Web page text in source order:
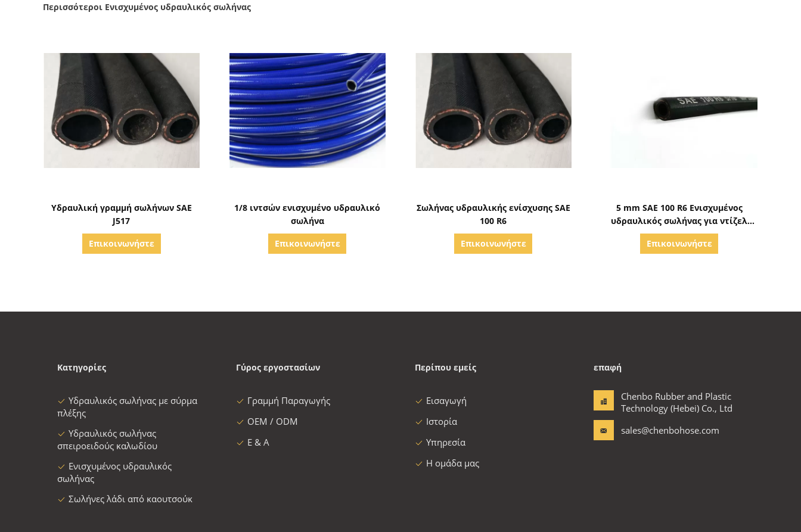
Περισσότεροι Ενισχυμένος υδραυλικός σωλήνας
Υδραυλική γραμμή σωλήνων SAE
J517
Επικοινωνήστε
1/8 ιντσών ενισχυμένο υδραυλικό
σωλήνα
Επικοινωνήστε
Σωλήνας υδραυλικής ενίσχυσης SAE
100 R6
Επικοινωνήστε
5 mm SAE 100 R6 Ενισχυμένος
υδραυλικός σωλήνας για ντίζελ
βενζίνης
Επικοινωνήστε
Κατηγορίες
Υδραυλικός σωλήνας με σύρμα
πλέξης
Υδραυλικός σωλήνας
σπειροειδούς καλωδίου
Ενισχυμένος υδραυλικός
σωλήνας
Σωλήνες λάδι από καουτσούκ
Γύρος εργοστασίων
Γραμμή Παραγωγής
OEM / ODM
Ε & Α
Περίπου εμείς
Εισαγωγή
Ιστορία
Υπηρεσία
Η ομάδα μας
επαφή
Chenbo Rubber and Plastic
Technology (Hebei) Co., Ltd
sales@chenbohose.com